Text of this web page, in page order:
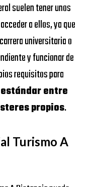
suelen tener unos
a ellos, ya que
universitaria o
y funcionar de
requisitos para
entre
propios.
Turismo A